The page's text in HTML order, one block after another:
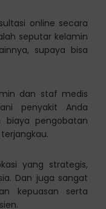
online secara
seputar kelamin
supaya bisa
dan staf medis
penyakit Anda
biaya pengobatan
yang strategis,
Dan juga sangat
kepuasan serta